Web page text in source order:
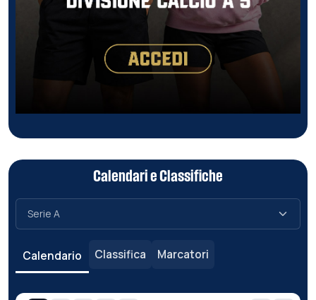
Calendari e Classifiche
Calendario Classifica Marcatori